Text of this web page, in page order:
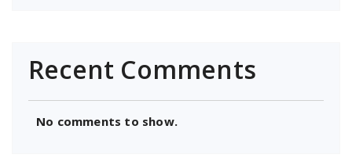
Recent Comments
No comments to show.